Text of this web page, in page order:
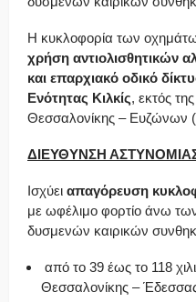
Η κυκλοφορία των
χρήση αντιολισθητικών
και επαρχιακό οδικό
Ενότητας Κιλκίς, εκτός
Θεσσαλονίκης –
ΔΙΕΥΘΥΝΣΗ
Ισχύει απαγόρευση
με ωφέλιμο φορτίο άνω
δυσμενών καιρικών
από το 39 έως το 118
Θεσσαλονίκης –